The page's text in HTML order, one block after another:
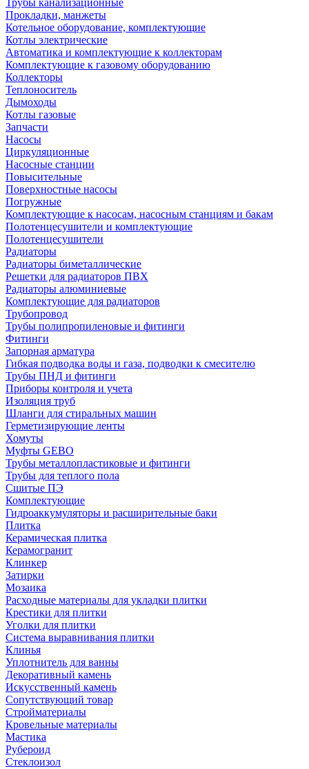
Трубы канализационные
Прокладки, манжеты
Котельное оборудование, комплектующие
Котлы электрические
Автоматика и комплектующие к коллекторам
Комплектующие к газовому оборудованию
Коллекторы
Теплоноситель
Дымоходы
Котлы газовые
Запчасти
Насосы
Циркуляционные
Насосные станции
Повысительные
Поверхностные насосы
Погружные
Комплектующие к насосам, насосным станциям и бакам
Полотенцесушители и комплектующие
Полотенцесушители
Радиаторы
Радиаторы биметаллические
Решетки для радиаторов ПВХ
Радиаторы алюминиевые
Комплектующие для радиаторов
Трубопровод
Трубы полипропиленовые и фитинги
Фитинги
Запорная арматура
Гибкая подводка воды и газа, подводки к смесителю
Трубы ПНД и фитинги
Приборы контроля и учета
Изоляция труб
Шланги для стиральных машин
Герметизирующие ленты
Хомуты
Муфты GEBO
Трубы металлопластиковые и фитинги
Трубы для теплого пола
Сшитые ПЭ
Комплектующие
Гидроаккумуляторы и расширительные баки
Плитка
Керамическая плитка
Керамогранит
Клинкер
Затирки
Мозаика
Расходные материалы для укладки плитки
Крестики для плитки
Уголки для плитки
Система выравнивания плитки
Клинья
Уплотнитель для ванны
Декоративный камень
Искусственный камень
Сопутствующий товар
Стройматериалы
Кровельные материалы
Мастика
Рубероид
Стеклоизол